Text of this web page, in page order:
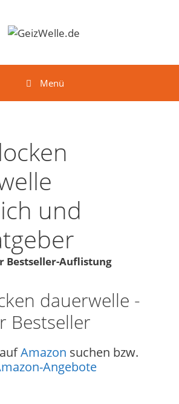
Menü
und
Bestseller-Auflistung
dauerwelle -
Bestseller
Amazon suchen bzw.
Angebote